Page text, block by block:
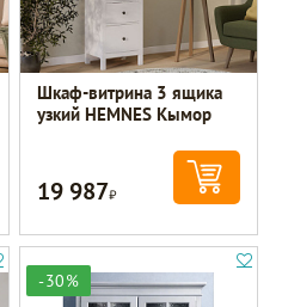
Шкаф-витрина 3 ящика
узкий HEMNES Кымор
19 987Р
-30%